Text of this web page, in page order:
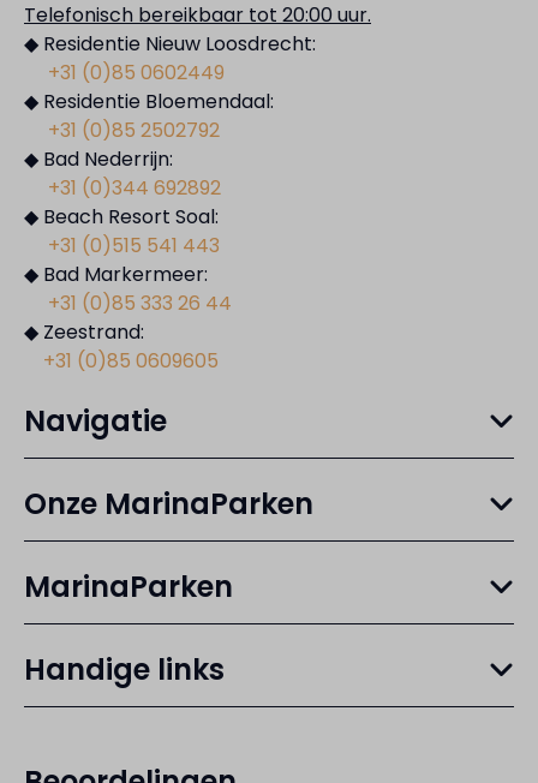
Telefonisch bereikbaar tot 20:00 uur.
◆ Residentie Nieuw Loosdrecht:
+31 (0)85 0602449
◆ Residentie Bloemendaal:
+31 (0)85 2502792
◆ Bad Nederrijn:
+31 (0)344 692892
◆ Beach Resort Soal:
+31 (0)515 541 443
◆ Bad Markermeer:
+31 (0)85 333 26 44
◆ Zeestrand:
+31 (0)85 0609605
Navigatie
Onze MarinaParken
MarinaParken
Handige links